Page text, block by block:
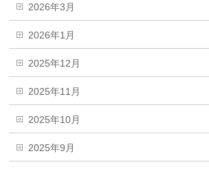
2026年3月
2026年1月
2025年12月
2025年11月
2025年10月
2025年9月